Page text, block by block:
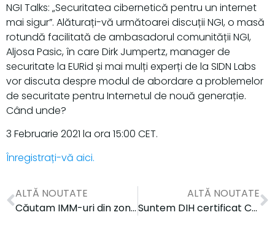
NGI Talks: „Securitatea cibernetică pentru un internet
mai sigur”. Alăturați-vă următoarei discuții NGI, o masă
rotundă facilitată de ambasadorul comunității NGI,
Aljosa Pasic, în care Dirk Jumpertz, manager de
securitate la EURid și mai mulți experți de la SIDN Labs
vor discuta despre modul de abordare a problemelor
de securitate pentru Internetul de nouă generație.
Când unde?
3 Februarie 2021 la ora 15:00 CET.
Înregistrați-vă aici.
ALTĂ NOUTATE
Căutam IMM-uri din zona de productie/ companii medii, artiști și furnizori de tehnologie! – €200,000 equity-free funding
ALTĂ NOUTATE
Suntem DIH certificat Change2Twin